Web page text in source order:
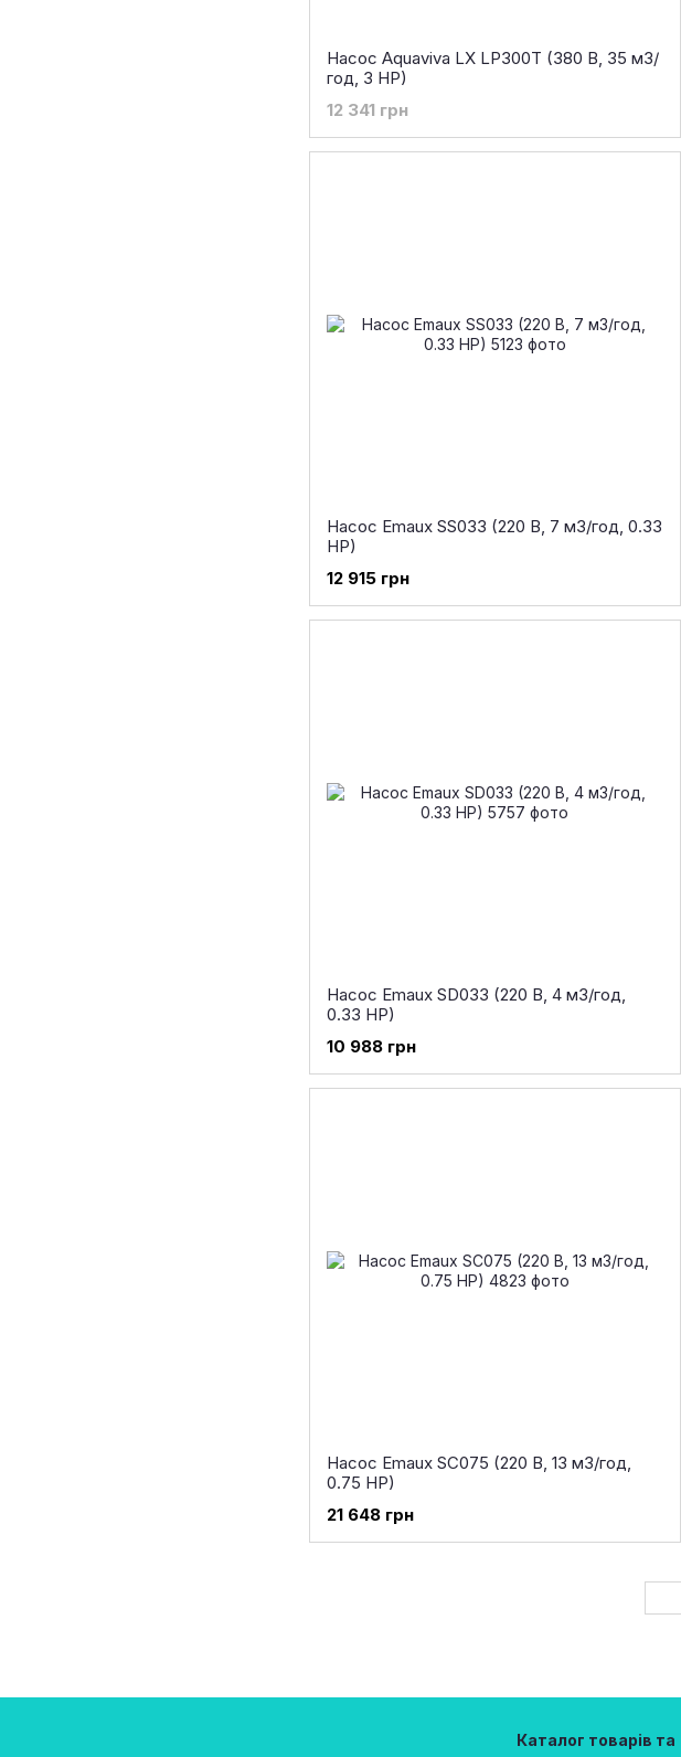
Насос Aquaviva LX LP300T (380 В, 35 м3/
год, 3 HP)
12 341 грн
Насос Emaux SS033 (220 В, 7 м3/год, 0.33
HP)
12 915 грн
Насос Emaux SD033 (220 В, 4 м3/год,
0.33 HP)
10 988 грн
Насос Emaux SC075 (220 В, 13 м3/год,
0.75 HP)
21 648 грн
Каталог товарів та